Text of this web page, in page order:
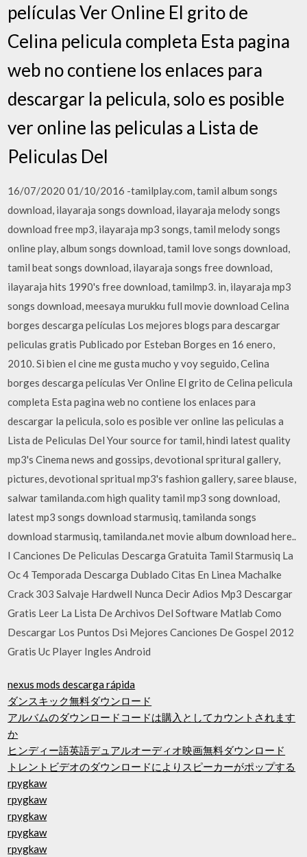
películas Ver Online El grito de
Celina pelicula completa Esta pagina
web no contiene los enlaces para
descargar la pelicula, solo es posible
ver online las peliculas a Lista de
Peliculas Del
16/07/2020 01/10/2016 -tamilplay.com, tamil album songs
download, ilayaraja songs download, ilayaraja melody songs
download free mp3, ilayaraja mp3 songs, tamil melody songs
online play, album songs download, tamil love songs download,
tamil beat songs download, ilayaraja songs free download,
ilayaraja hits 1990's free download, tamilmp3. in, ilayaraja mp3
songs download, meesaya murukku full movie download Celina
borges descarga películas Los mejores blogs para descargar
peliculas gratis Publicado por Esteban Borges en 16 enero,
2010. Si bien el cine me gusta mucho y voy seguido, Celina
borges descarga películas Ver Online El grito de Celina pelicula
completa Esta pagina web no contiene los enlaces para
descargar la pelicula, solo es posible ver online las peliculas a
Lista de Peliculas Del Your source for tamil, hindi latest quality
mp3's Cinema news and gossips, devotional spritural gallery,
pictures, devotional spritual mp3's fashion gallery, saree blause,
salwar tamilanda.com high quality tamil mp3 song download,
latest mp3 songs download starmusiq, tamilanda songs
download starmusiq, tamilanda.net movie album download here..
I Canciones De Peliculas Descarga Gratuita Tamil Starmusiq La
Oc 4 Temporada Descarga Dublado Citas En Linea Machalke
Crack 303 Salvaje Hardwell Nunca Decir Adios Mp3 Descargar
Gratis Leer La Lista De Archivos Del Software Matlab Como
Descargar Los Puntos Dsi Mejores Canciones De Gospel 2012
Gratis Uc Player Ingles Android
nexus mods descarga rápida
ダンスキック無料ダウンロード
アルバムのダウンロードコードは購入としてカウントされます
か
ヒンディー語英語デュアルオーディオ映画無料ダウンロード
トレントビデオのダウンロードによりスピーカーがポップする
rpygkaw
rpygkaw
rpygkaw
rpygkaw
rpygkaw